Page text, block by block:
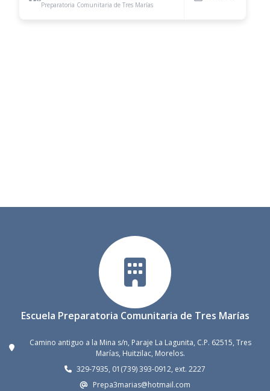
Preparatoria Comunitaria de Tres Marías
Escuela Preparatoria Comunitaria de Tres Marías
Camino antiguo a la Mina s/n, Paraje La Lagunita, C.P. 62515, Tres
Marías, Huitzilac, Morelos.
329-7935, 01(739) 393-0912, ext. 2227
Prepa3marias@hotmail.com